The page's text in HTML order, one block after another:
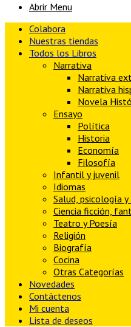
Abrir Menu
Colabora
Nuestras tiendas
Todos los Libros
Narrativa
Narrativa
Narrativa
Novela
Ensayo
Política
Historia
Economía
Filosofía
Infantil y juvenil
Idiomas
Salud, psicología
Ciencia ficción,
Teatro y Poesía
Religión
Biografía
Cocina
Otras Categorías
Novedades
Contáctenos
Mi cuenta
Lista de deseos